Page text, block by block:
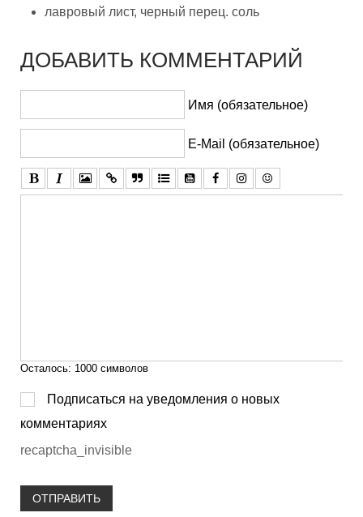
лавровый лист, черный перец. соль
ДОБАВИТЬ КОММЕНТАРИЙ
Имя (обязательное)
E-Mail (обязательное)
Осталось: 1000 символов
Подписаться на уведомления о новых
комментариях
recaptcha_invisible
ОТПРАВИТЬ